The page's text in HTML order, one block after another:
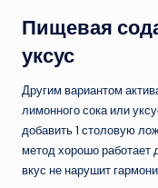
Пищевая
уксус
Другим вариантом
лимонного сока или
добавить 1 столовую
метод хорошо работает
вкус не нарушит